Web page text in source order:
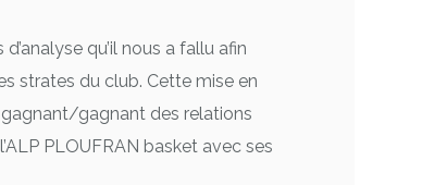
qu’il nous a fallu afin
strates du club. Cette mise en
gagnant des relations
PLOUFRAN basket avec ses